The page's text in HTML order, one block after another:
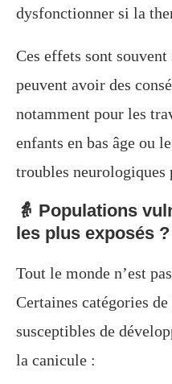
dysfonctionner si la
Ces effets sont
peuvent avoir des
notamment pour les
enfants en bas âge ou
troubles neurologiques
👵 Populations
les plus exposés ?
Tout le monde n’est
Certaines catégories
susceptibles de
la canicule :